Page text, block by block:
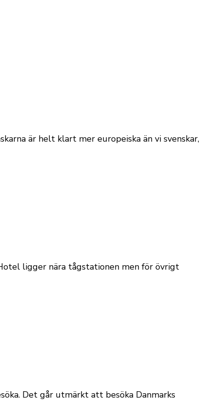
är helt klart mer europeiska än vi svenskar,
ligger nära tågstationen men för övrigt
Det går utmärkt att besöka Danmarks